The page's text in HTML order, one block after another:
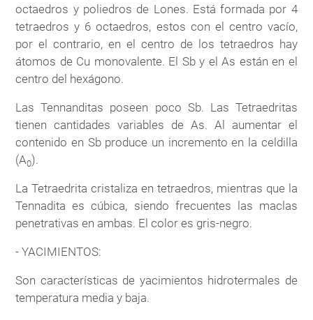
octaedros y poliedros de Lones. Está formada por 4
tetraedros y 6 octaedros, estos con el centro vacío,
por el contrario, en el centro de los tetraedros hay
átomos de Cu monovalente. El Sb y el As están en el
centro del hexágono.
Las Tennanditas poseen poco Sb. Las Tetraedritas
tienen cantidades variables de As. Al aumentar el
contenido en Sb produce un incremento en la celdilla
(A0).
La Tetraedrita cristaliza en tetraedros, mientras que la
Tennadita es cúbica, siendo frecuentes las maclas
penetrativas en ambas. El color es gris-negro.
- YACIMIENTOS:
Son características de yacimientos hidrotermales de
temperatura media y baja.